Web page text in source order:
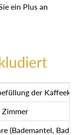
ein Plus an
der
Zimmer
(Bademantel,